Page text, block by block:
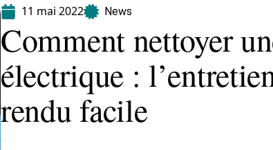
11 mai 2022 News
Comment nettoyer
électrique :
rendu facile